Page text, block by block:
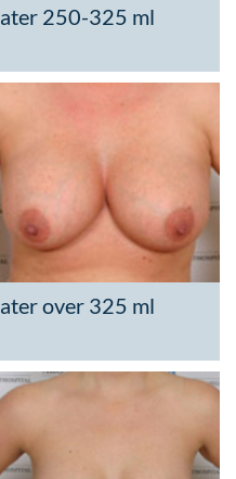
250-325 ml
over 325 ml